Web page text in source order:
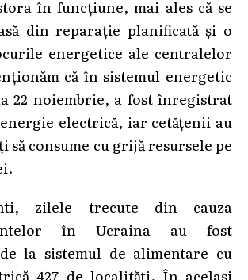
în funcțiune, mai ales că se
din reparație planificată și o
energetice ale centralelor
că în sistemul energetic
22 noiembrie, a fost înregistrat
electrică, iar cetățenii au
să consume cu grijă resursele pe
zilele trecute din cauza
în Ucraina au fost
la sistemul de alimentare cu
427 de localități. În același